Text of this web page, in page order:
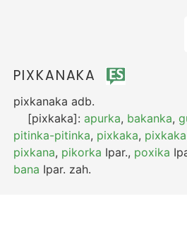
PIXKANAKA
pixkanaka adb.
[pixkaka]:apurka, bakanka,
pitinka-pitinka, pixkaka,
pixkana, pikorka Ipar., poxika
bana Ipar. zah.